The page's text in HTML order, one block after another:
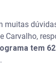
muitas
Carvalho,
tem